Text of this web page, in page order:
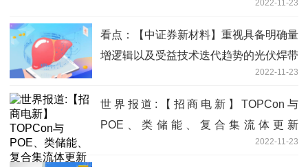
2022-11-23
看点：【中证券新材料】重视具备明确量
增逻辑以及受益技术迭代趋势的光伏焊带
2022-11-23
世界报道:【招商电新】TOPCon与
POE、类储能、复合集流体更新
2022-11-23